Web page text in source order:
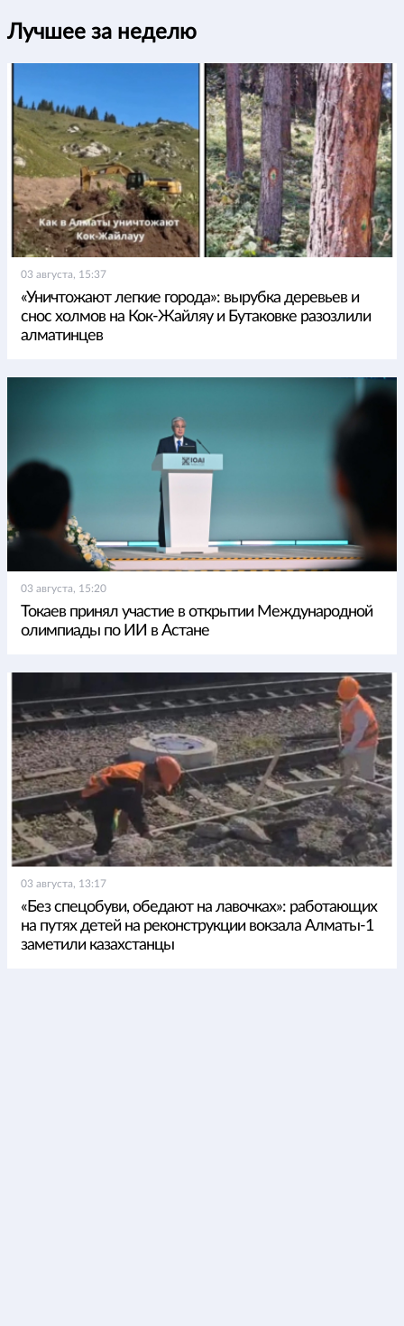
Лучшее за неделю
03 августа, 15:37
«Уничтожают легкие города»: вырубка деревьев и
снос холмов на Кок-Жайляу и Бутаковке разозлили
алматинцев
03 августа, 15:20
Токаев принял участие в открытии Международной
олимпиады по ИИ в Астане
03 августа, 13:17
«Без спецобуви, обедают на лавочках»: работающих
на путях детей на реконструкции вокзала Алматы-1
заметили казахстанцы